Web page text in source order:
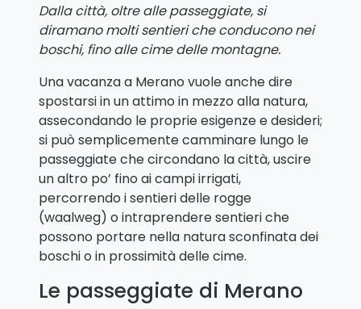
Dalla città, oltre alle passeggiate, si
diramano molti sentieri che conducono nei
boschi, fino alle cime delle montagne.
Una vacanza a Merano vuole anche dire
spostarsi in un attimo in mezzo alla natura,
assecondando le proprie esigenze e desideri;
si può semplicemente camminare lungo le
passeggiate che circondano la città, uscire
un altro po’ fino ai campi irrigati,
percorrendo i sentieri delle rogge
(waalweg) o intraprendere sentieri che
possono portare nella natura sconfinata dei
boschi o in prossimità delle cime.
Le passeggiate di Merano